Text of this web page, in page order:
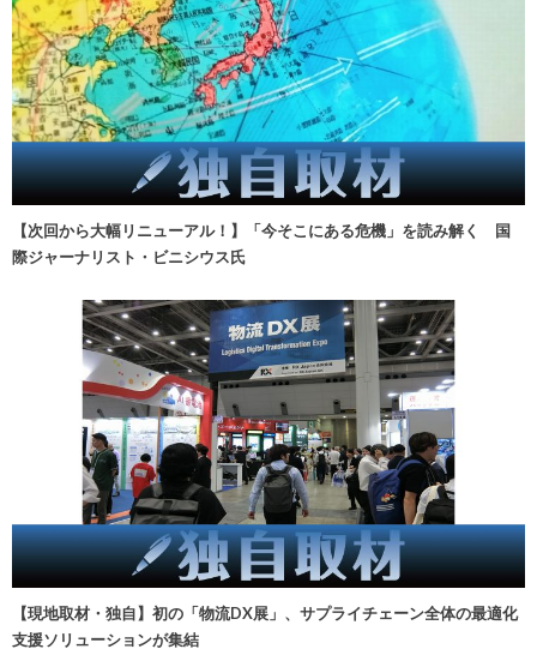
【次回から大幅リニューアル！】「今そこにある危機」を読み解く 国
際ジャーナリスト・ビニシウス氏
【現地取材・独自】初の「物流DX展」、サプライチェーン全体の最適化
支援ソリューションが集結